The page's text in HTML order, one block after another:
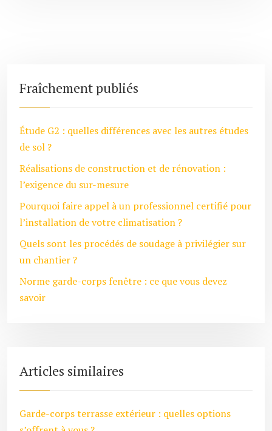
Fraîchement publiés
Étude G2 : quelles différences avec les autres études
de sol ?
Réalisations de construction et de rénovation :
l’exigence du sur-mesure
Pourquoi faire appel à un professionnel certifié pour
l’installation de votre climatisation ?
Quels sont les procédés de soudage à privilégier sur
un chantier ?
Norme garde-corps fenêtre : ce que vous devez
savoir
Articles similaires
Garde-corps terrasse extérieur : quelles options